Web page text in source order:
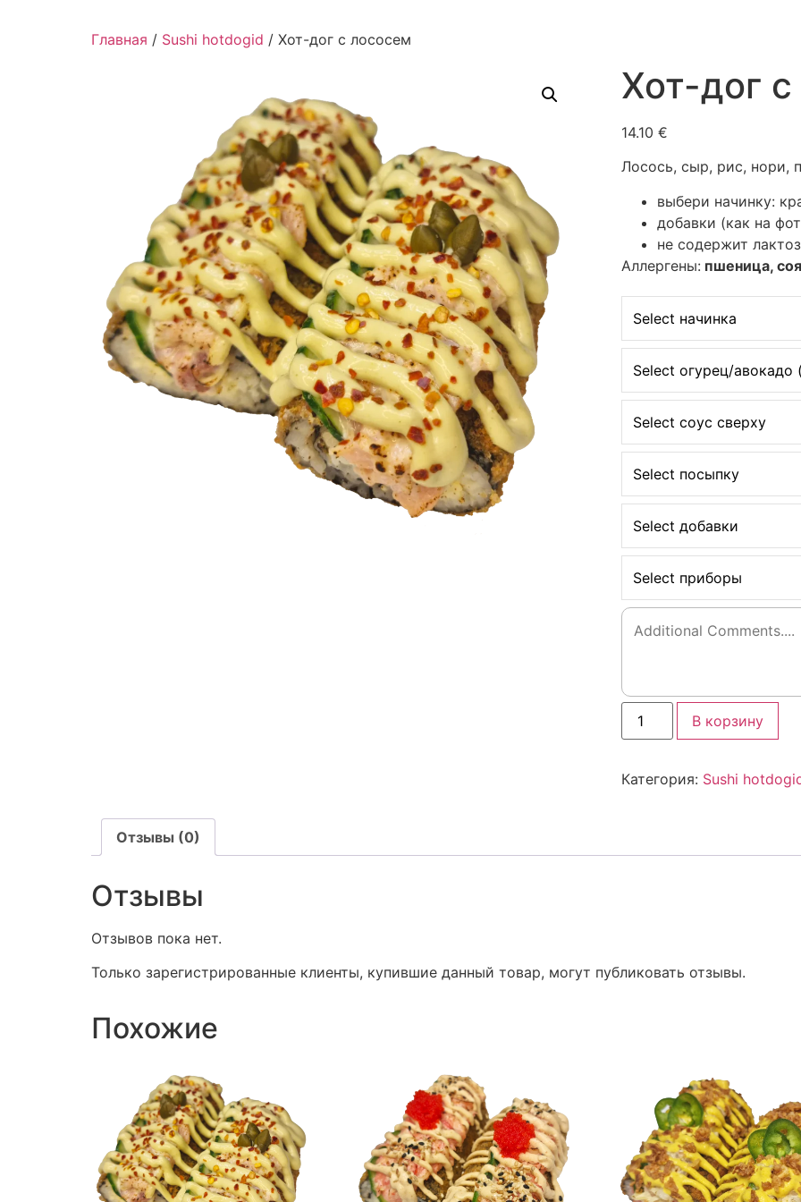
Главная / Sushi hotdogid / Хот-дог с лососем
Хот-дог
14.10 €
Лосось, сыр, рис, нори,
выбери начинку:
добавки (как на
не содержит
Аллергены: пшеница,
Select начинка
Select огурец/авокадо
Select соус сверху
Select посыпку
Select добавки
Select приборы
В корзину
Категория: Sushi
Отзывы (0)
Отзывы
Отзывов пока нет.
Только зарегистрированные клиенты, купившие данный товар, могут публиковать отзывы.
Похожие